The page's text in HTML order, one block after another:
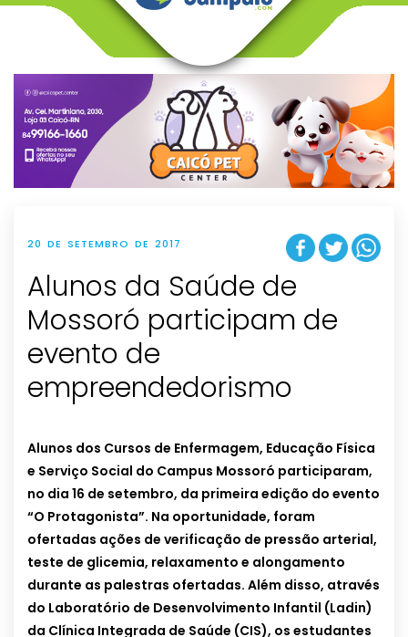
v
g
t
i
o
n
20 DE SETEMBRO DE 2017
Alunos da Saúde de
Mossoró participam de
evento de
empreendedorismo
Alunos dos Cursos de Enfermagem, Educação Física
e Serviço Social do Campus Mossoró participaram,
no dia 16 de setembro, da primeira edição do evento
“O Protagonista”. Na oportunidade, foram
ofertadas ações de verificação de pressão arterial,
teste de glicemia, relaxamento e alongamento
durante as palestras ofertadas. Além disso, através
do Laboratório de Desenvolvimento Infantil (Ladin)
da Clínica Integrada de Saúde (CIS), os estudantes